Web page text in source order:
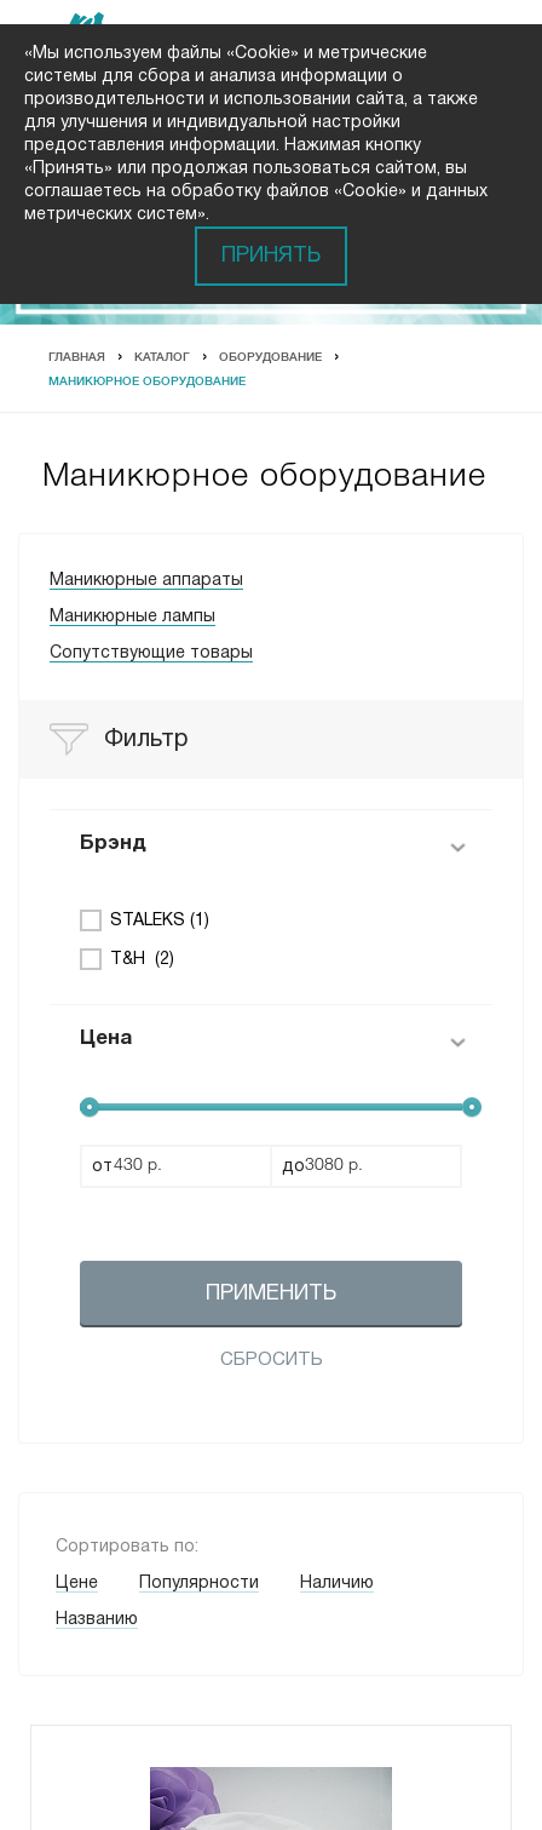
ГЛАВНАЯ КАТАЛОГ ОБОРУДОВАНИЕ
МАНИКЮРНОЕ ОБОРУДОВАНИЕ
Маникюрное оборудование
Маникюрные аппараты
Маникюрные лампы
Сопутствующие товары
Фильтр
Брэнд
STALEKS ( 1 )
T&H (2)
Цена
от до
ПРИМЕНИТЬ
СБРОСИТЬ
Сортировать по:
Цене Популярности Наличию
Названию
«Мы используем файлы «Cookie» и метрические
системы для сбора и анализа информации о
производительности и использовании сайта, а также
для улучшения и индивидуальной настройки
предоставления информации. Нажимая кнопку
«Принять» или продолжая пользоваться сайтом, вы
соглашаетесь на обработку файлов «Cookie» и данных
метрических систем».
ПРИНЯТЬ